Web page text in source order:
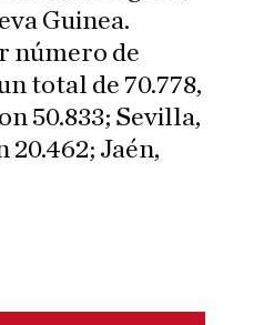
Guinea.
número de
total de 70.778,
50.833; Sevilla,
20.462; Jaén,